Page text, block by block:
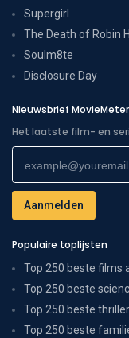
Supergirl
The Death of Robin
Soulm8te
Disclosure Day
Nieuwsbrief MovieMeter
Het laatste film- en
Populaire toplijsten
Top 250 beste films
Top 250 beste
Top 250 beste
Top 250 beste